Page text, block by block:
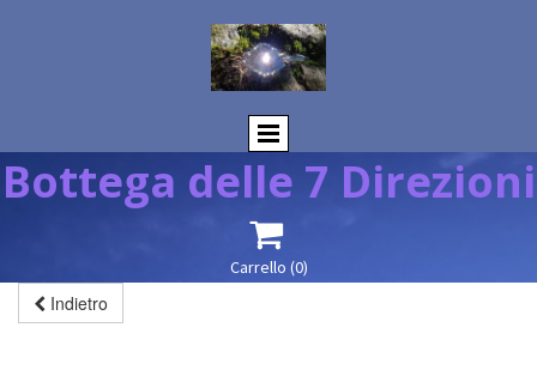
Bottega delle 7 Direzioni

Carrello (0)
Indietro